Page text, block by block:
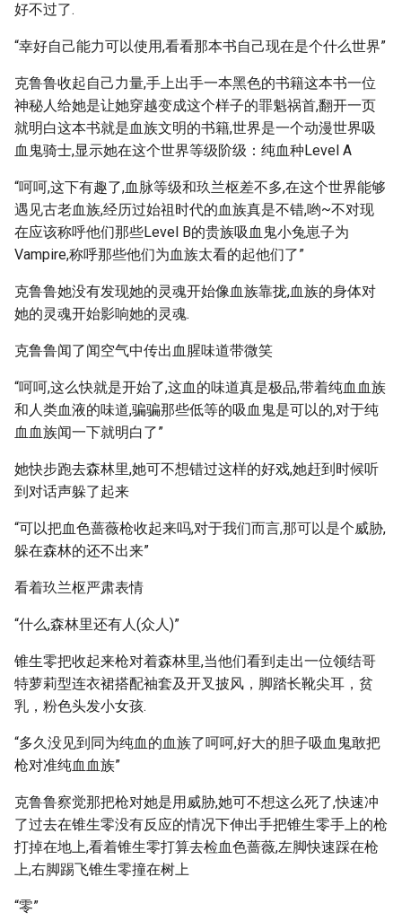
好不过了.
“幸好自己能力可以使用,看看那本书自己现在是个什么世界”
克鲁鲁收起自己力量,手上出手一本黑色的书籍这本书一位
神秘人给她是让她穿越变成这个样子的罪魁祸首,翻开一页
就明白这本书就是血族文明的书籍,世界是一个动漫世界吸
血鬼骑士,显示她在这个世界等级阶级：纯血种Level A
“呵呵,这下有趣了,血脉等级和玖兰枢差不多,在这个世界能够
遇见古老血族,经历过始祖时代的血族真是不错,哟~不对现
在应该称呼他们那些Level B的贵族吸血鬼小兔崽子为
Vampire,称呼那些他们为血族太看的起他们了”
克鲁鲁她没有发现她的灵魂开始像血族靠拢,血族的身体对
她的灵魂开始影响她的灵魂.
克鲁鲁闻了闻空气中传出血腥味道带微笑
“呵呵,这么快就是开始了,这血的味道真是极品,带着纯血血族
和人类血液的味道,骗骗那些低等的吸血鬼是可以的,对于纯
血血族闻一下就明白了”
她快步跑去森林里,她可不想错过这样的好戏,她赶到时候听
到对话声躲了起来
“可以把血色蔷薇枪收起来吗,对于我们而言,那可以是个威胁,
躲在森林的还不出来”
看着玖兰枢严肃表情
“什么,森林里还有人(众人)”
锥生零把收起来枪对着森林里,当他们看到走出一位领结哥
特萝莉型连衣裙搭配袖套及开叉披风，脚踏长靴尖耳，贫
乳，粉色头发小女孩.
“多久没见到同为纯血的血族了呵呵,好大的胆子吸血鬼敢把
枪对准纯血血族”
克鲁鲁察觉那把枪对她是用威胁,她可不想这么死了,快速冲
了过去在锥生零没有反应的情况下伸出手把锥生零手上的枪
打掉在地上,看着锥生零打算去检血色蔷薇,左脚快速踩在枪
上,右脚踢飞锥生零撞在树上
“零”